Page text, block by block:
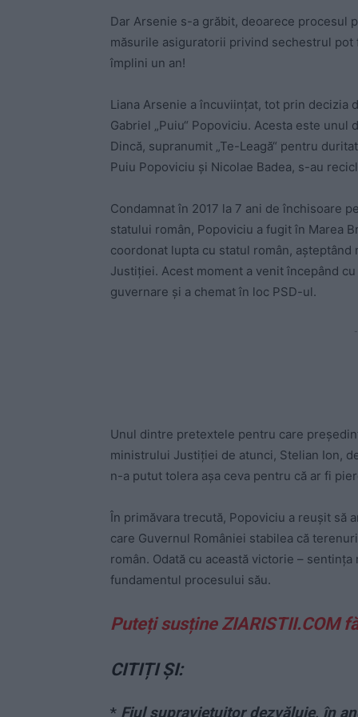
Dar Arsenie s-a grăbit, deoarece procesul
măsurile asiguratorii privind sechestrul
împlini un an!
Liana Arsenie a încuviințat, tot prin decizia
Gabriel „Puiu“ Popoviciu. Acesta este
Dincă, supranumit „Te-Leagă“ pentru
Puiu Popoviciu și Nicolae Badea, s-au
Condamnat în 2017 la 7 ani de închisoare
statului român, Popoviciu a fugit în Marea
coordonat lupta cu statul român,
Justiției. Acest moment a venit începând
guvernare și a chemat în loc PSD-ul.
Unul dintre pretextele pentru care
ministrului Justiției de atunci, Stelian Ion,
n-a putut tolera așa ceva pentru că ar fi
În primăvara trecută, Popoviciu a reușit să
care Guvernul României stabilea că
român. Odată cu această victorie –
fundamentul procesului său.
Puteți susține ZIARISTII.COM
CITIȚI ȘI:
* Fiul supraviețuitor dezvăluie, în